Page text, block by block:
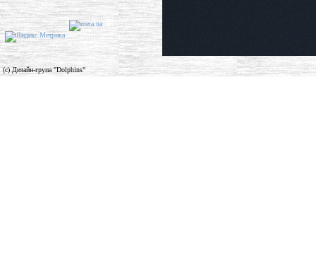
(c) Дизайн-група "Dolphins"